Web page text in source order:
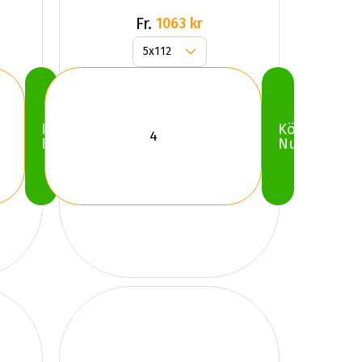
Köp
Nu
Gr
Fr. 1063 kr
Köp
Nu